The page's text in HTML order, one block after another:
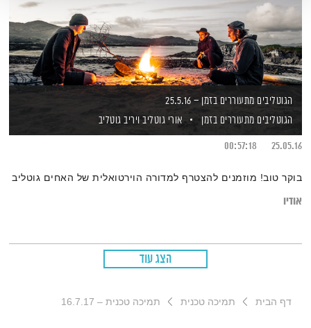
הגוטליבים מתעוררים בזמן – 25.5.16
הגוטליבים מתעוררים בזמן
אורי גוטליב ויריב גוטליב
25.05.16
00:57:18
בוקר טוב! מוזמנים להצטרף למדורה הוירטואלית של האחים גוטליב
אודיו
הצג עוד
דף הבית תמיכה טכנית תמיכה טכנית – 16.7.17